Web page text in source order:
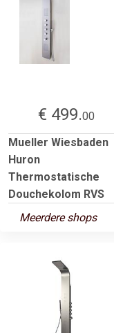
€ 499.00
Mueller Wiesbaden
Huron
Thermostatische
Douchekolom RVS
Meerdere shops